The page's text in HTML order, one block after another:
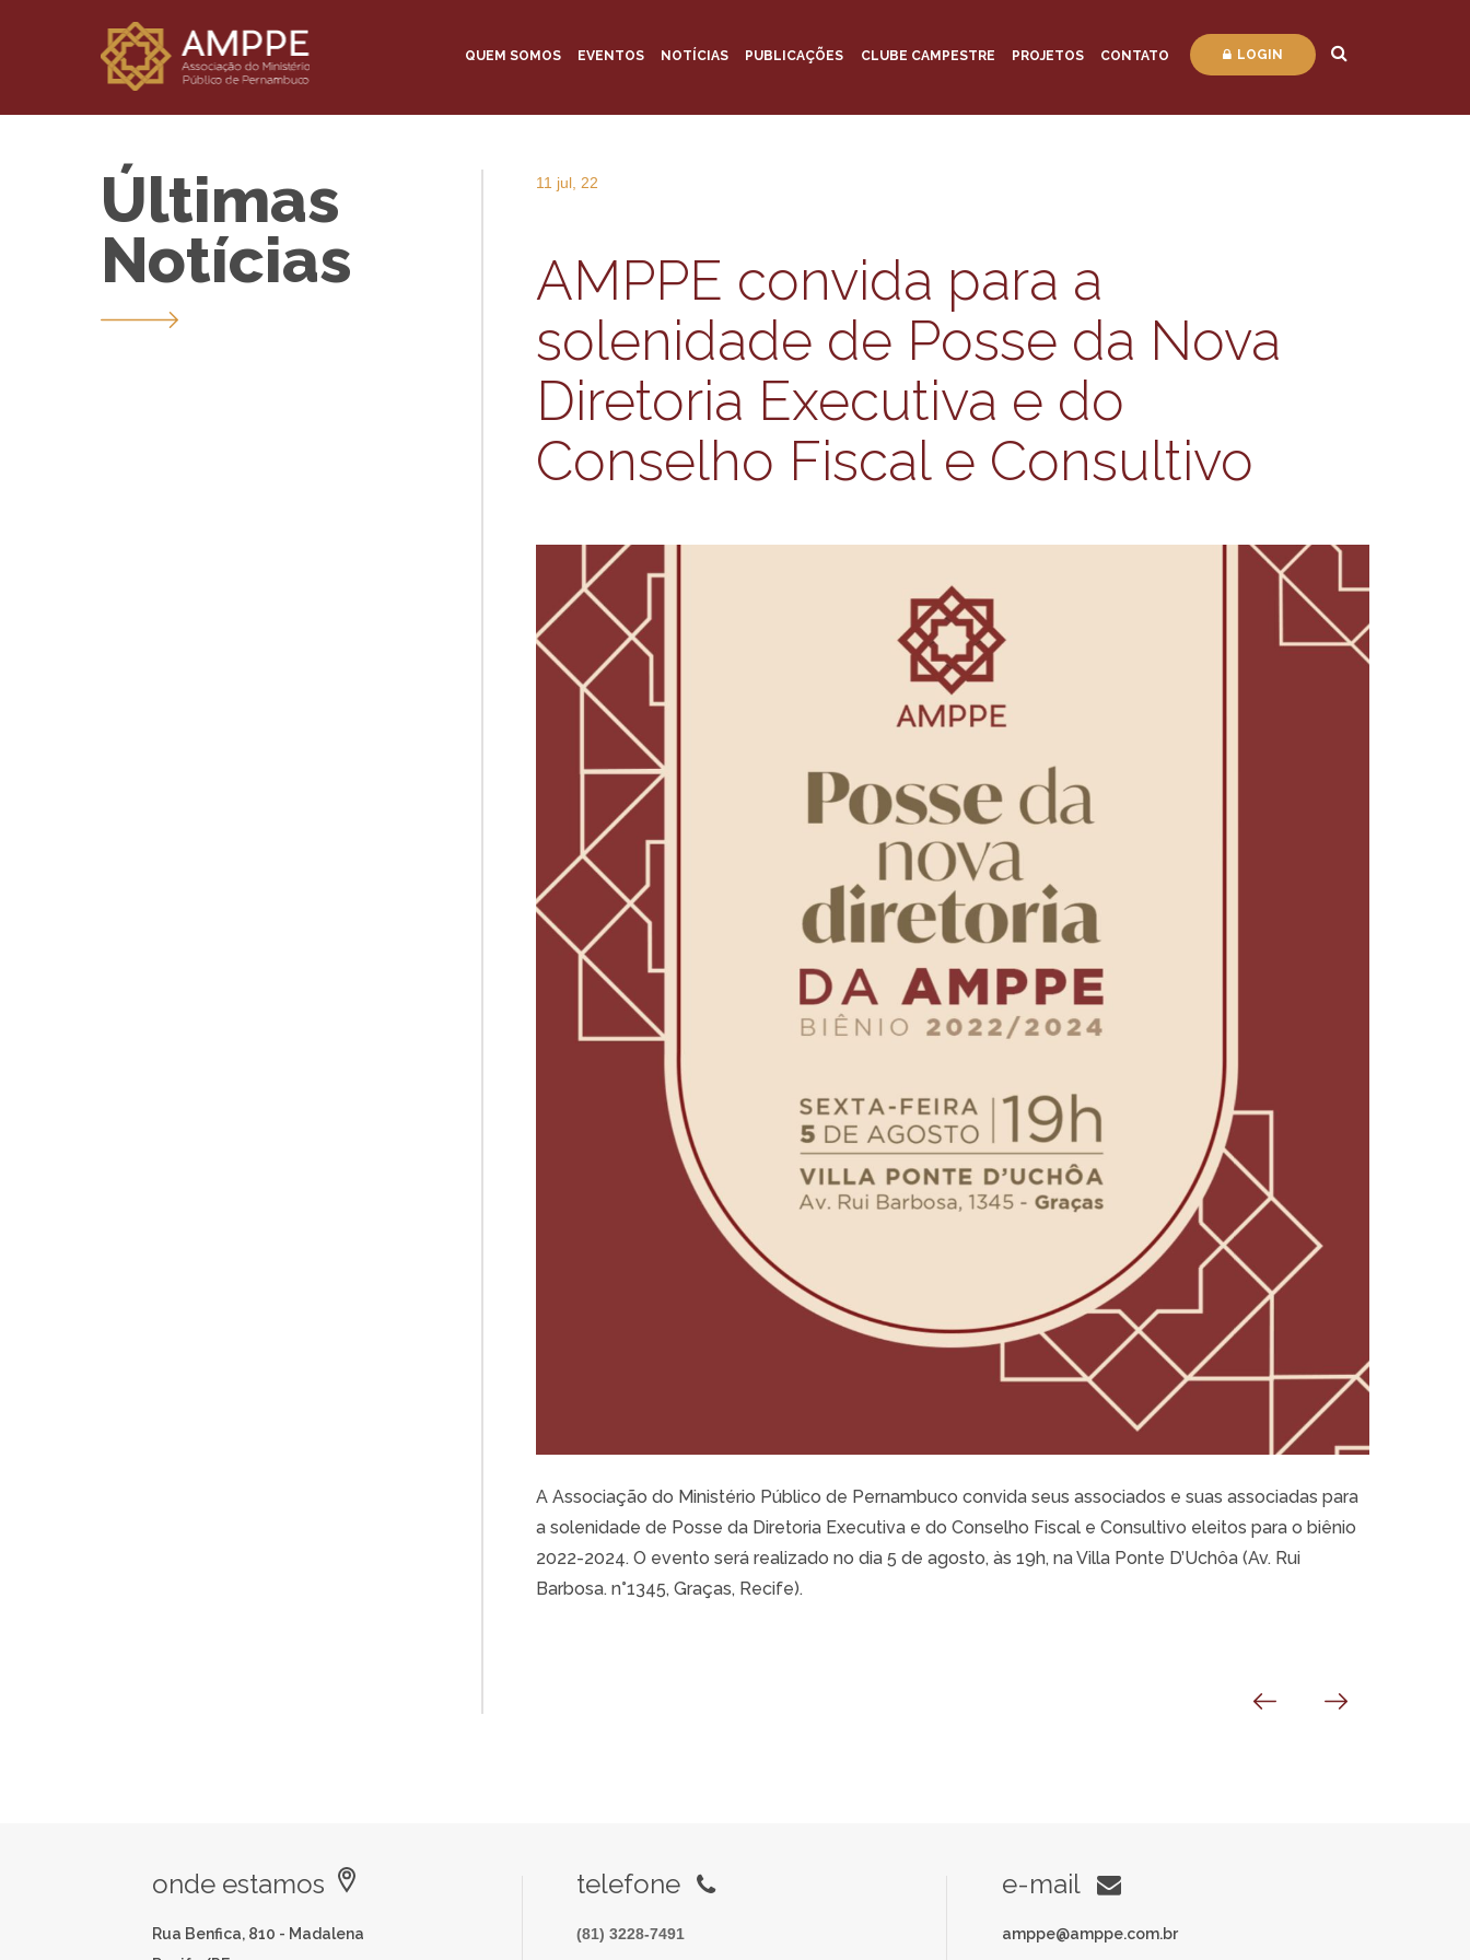
QUEM SOMOS EVENTOS NOTÍCIAS PUBLICAÇÕES CLUBE CAMPESTRE PROJETOS CONTATO LOGIN
Últimas
Notícias
11 jul, 22
AMPPE convida para a
solenidade de Posse da Nova
Diretoria Executiva e do
Conselho Fiscal e Consultivo
A Associação do Ministério Público de Pernambuco convida seus associados e suas associadas para
a solenidade de Posse da Diretoria Executiva e do Conselho Fiscal e Consultivo eleitos para o biênio
2022-2024. O evento será realizado no dia 5 de agosto, às 19h, na Villa Ponte D’Uchôa (Av. Rui
Barbosa. n°1345, Graças, Recife).
onde estamos
Rua Benfica, 810 - Madalena
telefone
(81) 3228-7491
e-mail
amppe@amppe.com.br